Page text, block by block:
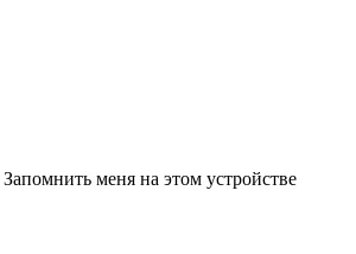
Запомнить меня на этом устройстве